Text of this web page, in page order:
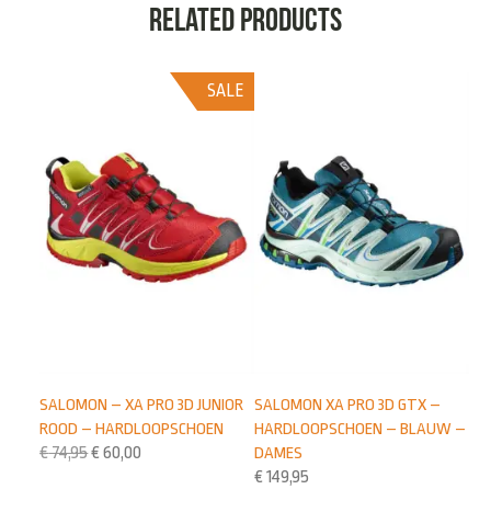
Related products
SALOMON XA PRO 3D GTX –
HARDLOOPSCHOEN – BLAUW –
DAMES
€ 149,95
SALE
SALOMON – XA PRO 3D JUNIOR
ROOD – HARDLOOPSCHOEN
€74,95€ 60,00